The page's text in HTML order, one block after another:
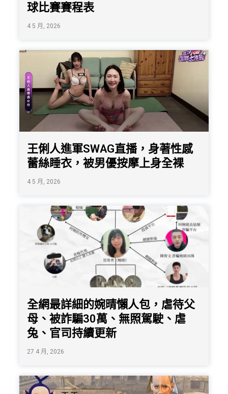
球比賽賽程表
4 5 月, 2026
王俐人進軍SWAG直播，身著性感
蕾絲睡衣，被男優按摩上身全裸
4 5 月, 2026
全網最詳細的婉晴懶人包，虐待父
母、被詐騙30萬、無照駕駛、虐
兔、官司持續更新
27 4 月, 2026